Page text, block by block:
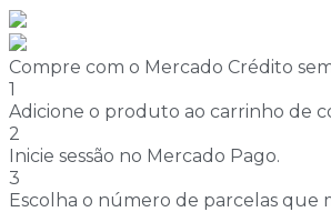
Compre com o Mercado Crédito
1
Adicione o produto ao carrinho de
2
Inicie sessão no Mercado Pago.
3
Escolha o número de parcelas que